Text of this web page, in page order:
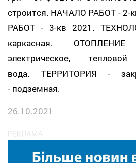
строится. НАЧАЛО РАБОТ -
РАБОТ - 3-кв 2021.
каркасная.
электрическое,
вода. ТЕРРИТОРИЯ -
- подземная.
26.10.2021